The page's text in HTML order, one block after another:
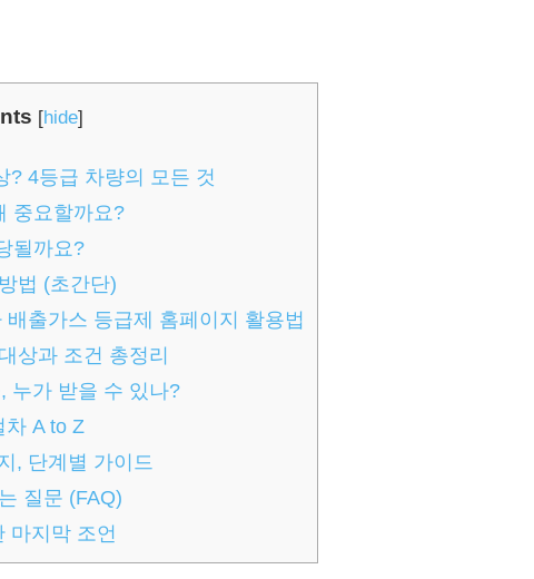
[hide]
? 4등급 차량의 모든 것
중요할까요?
될까요?
법 (초간단)
출가스 등급제 홈페이지 활용법
상과 조건 총정리
누가 받을 수 있나?
차 A to Z
, 단계별 가이드
질문 (FAQ)
마지막 조언